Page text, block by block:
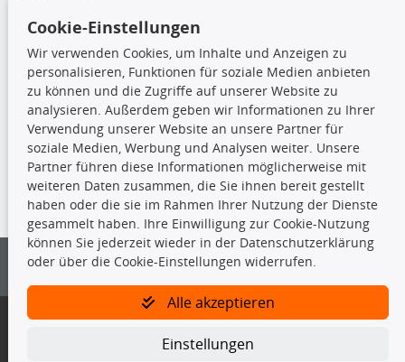
Stoßdämpfer
TecDoc Inside
Die hier angezeigten Daten insbesondere die gesamte Datenbank dürfen
nicht kopiert werden.
Es ist zu unterlassen, die Daten oder die gesamte Datenbank ohne
vorherige Zustimmung von TecDoc zu vervielfältigen, zu verbreiten
und/oder diese Handlungen durch Dritte ausführen zu lassen. Ein
Bitte prüfen Sie, ob das über unseren Onlineshop identifizierte Ersatzteil
Gegebenenfalls sind ergänzende Informationen notwendig, um
Cookie-Einstellungen
Wir verwenden Cookies, um Inhalte und Anzeigen zu
personalisieren, Funktionen für soziale Medien anbieten
zu können und die Zugriffe auf unserer Website zu
analysieren. Außerdem geben wir Informationen zu Ihrer
Verwendung unserer Website an unsere Partner für
soziale Medien, Werbung und Analysen weiter. Unsere
Partner führen diese Informationen möglicherweise mit
weiteren Daten zusammen, die Sie ihnen bereit gestellt
haben oder die sie im Rahmen Ihrer Nutzung der Dienste
gesammelt haben. Ihre Einwilligung zur Cookie-Nutzung
können Sie jederzeit wieder in der Datenschutzerklärung
oder über die Cookie-Einstellungen widerrufen.
Alle akzeptieren
Einstellungen